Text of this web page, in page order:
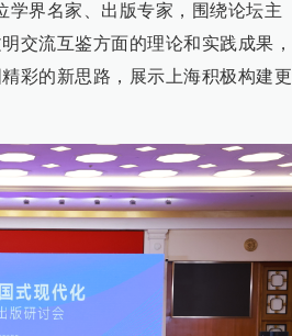
学界名家、出版专家，围绕论坛主
交流互鉴方面的理论和实践成果，
彩的新思路，展示上海积极构建更